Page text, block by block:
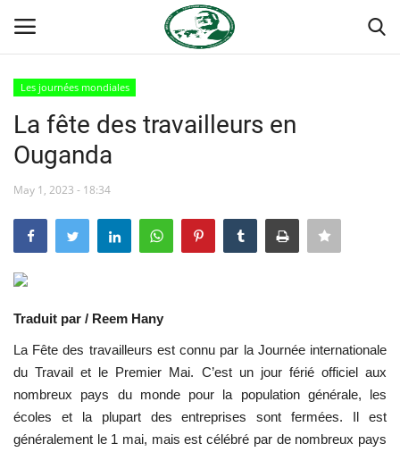
Accueil
Terms & Conditions
Héritage de Gamal Abdel Nasser
L'Égypte
Les auspices
Les journées mondiales
La fête des travailleurs en
Ouganda
May 1, 2023 - 18:34
Traduit par / Reem Hany
La Fête des travailleurs est connu par la Journée internationale
du Travail et le Premier Mai. C’est un jour férié officiel aux
nombreux pays du monde pour la population générale, les
écoles et la plupart des entreprises sont fermées. Il est
généralement le 1 mai, mais est célébré par de nombreux pays